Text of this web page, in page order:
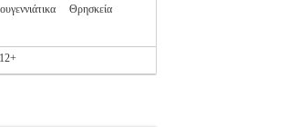
Θρησκεία